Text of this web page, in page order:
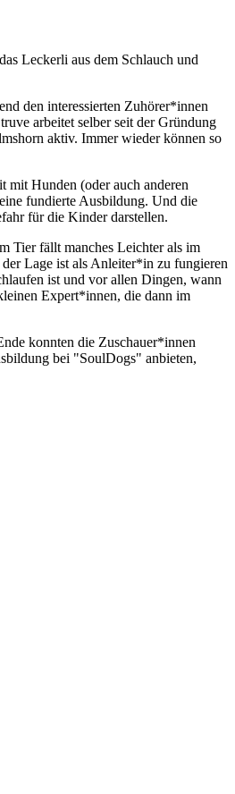
Leckerli aus dem Schlauch und
den interessierten Zuhörer*innen
arbeitet selber seit der Gründung
aktiv. Immer wieder können so
mit Hunden (oder auch anderen
fundierte Ausbildung. Und die
für die Kinder darstellen.
Tier fällt manches Leichter als im
Lage ist als Anleiter*in zu fungieren
ist und vor allen Dingen, wann
Expert*innen, die dann im
konnten die Zuschauer*innen
bei "SoulDogs" anbieten,